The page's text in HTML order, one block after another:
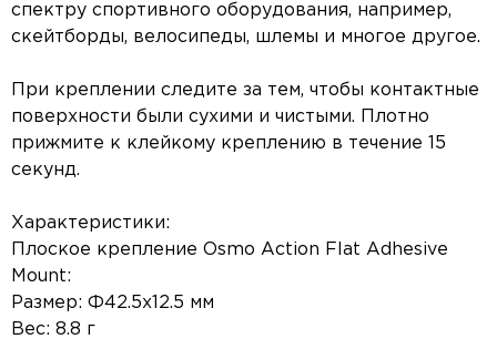
спектру спортивного оборудования, например,
скейтборды, велосипеды, шлемы и многое другое.
При креплении следите за тем, чтобы контактные
поверхности были сухими и чистыми. Плотно
прижмите к клейкому креплению в течение 15
секунд.
Характеристики:
Плоское крепление Osmo Action Flat Adhesive
Mount:
Размер: Ф42.5x12.5 мм
Вес: 8.8 г